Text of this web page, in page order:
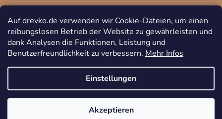
Auf drevko.de verwenden wir Cookie-Dateien, um einen
reibungslosen Betrieb der Website zu gewährleisten und
dank Analysen die Funktionen, Leistung und
Benutzerfreundlichkeit zu verbessern. Mehr Infos
Einstellungen
Akzeptieren
Erstellt von Shoptet
Copyright 2026DREVKO. Alle Rechte vorbehalten.